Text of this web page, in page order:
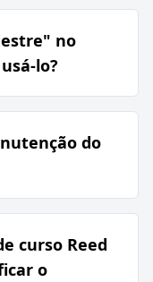
no
lo?
do
curso Reed
o